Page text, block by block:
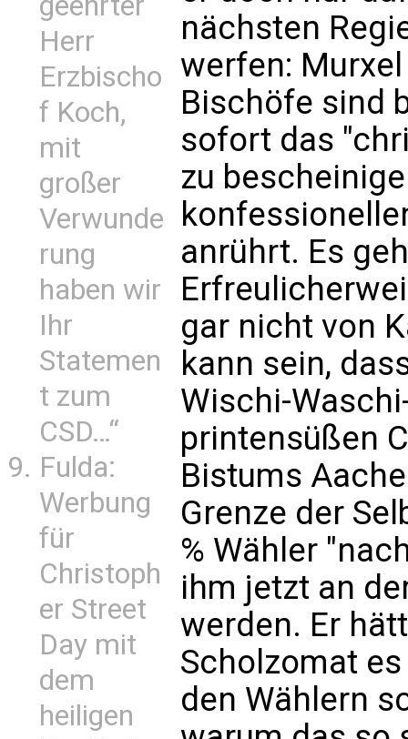
Herr
Erzbischo
f Koch,
mit
großer
Verwunde
rung
haben wir
Ihr
Statemen
t zum
CSD…“
Fulda:
Werbung
für
Christoph
er Street
Day mit
dem
heiligen
nächsten
werfen:
Bischöfe sind
sofort das
zu
anrührt. Es
gar nicht von
kann sein,
Wischi-
printensüßen
Bistums
Grenze der
% Wähler
ihm jetzt an
werden. Er
Scholzomat
den Wählern